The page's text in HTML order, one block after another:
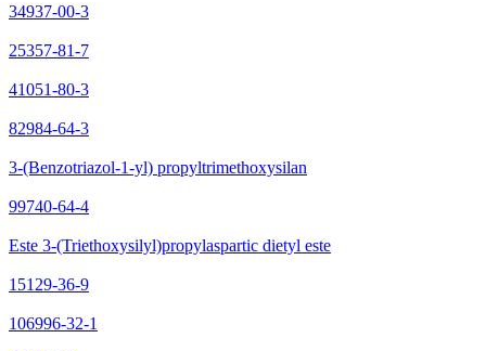
34937-00-3
25357-81-7
41051-80-3
82984-64-3
3-(Benzotriazol-1-yl) propyltrimethoxysilan
99740-64-4
Este 3-(Triethoxysilyl)propylaspartic dietyl este
15129-36-9
106996-32-1